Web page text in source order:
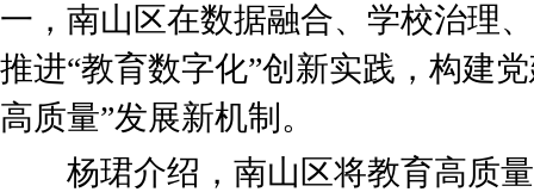
一，南山区在数据融合、学校治理
推进“教育数字化”创新实践，构建
高质量”发展新机制。
杨珺介绍，南山区将教育高质量